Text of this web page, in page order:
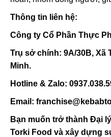
Thông tin liên hệ:
Công ty Cổ Phần Thực
Trụ sở chính: 9A/30B, Xã
Minh.
Hotline & Zalo:
Email:
Bạn muốn trở thành Đại
Torki Food và xây dựng